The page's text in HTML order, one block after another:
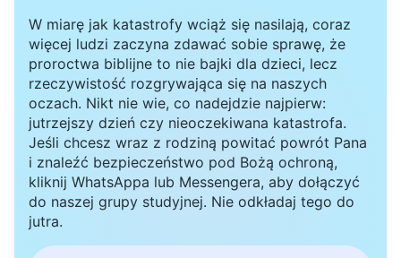
Lecz ze względu na całą ludzkość, aby cała
ludzkość mogła wcześniej odnaleźć
odpoczynek, zniósł upokorzenie i cierpiał
niesprawiedliwość, by przyjść na ziemię oraz
osobiście wszedł do »piekła« i »Hadesu«, do
legowiska tygrysa, żeby zbawić człowieka.
Jakie człowiek ma kwalifikacje do
sprzeciwiania się Bogu? Jaki ma powód, aby
ponownie narzekać na Boga? Jak może mieć
W miarę jak katastrofy wciąż się nasilają, coraz
więcej ludzi zaczyna zdawać sobie sprawę, że
proroctwa biblijne to nie bajki dla dzieci, lecz
rzeczywistość rozgrywająca się na naszych
oczach. Nikt nie wie, co nadejdzie najpierw:
jutrzejszy dzień czy nieoczekiwana katastrofa.
Jeśli chcesz wraz z rodziną powitać powrót Pana
i znaleźć bezpieczeństwo pod Bożą ochroną,
kliknij WhatsAppa lub Messengera, aby dołączyć
do naszej grupy studyjnej. Nie odkładaj tego do
jutra.